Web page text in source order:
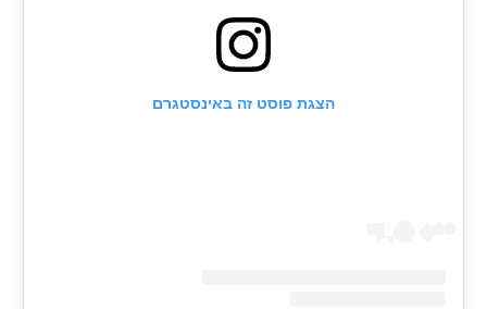
הצגת פוסט זה באינסטגרם